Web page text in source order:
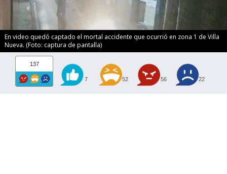
En video quedó captado el mortal accidente que ocurrió en zona 1 de Villa
Nueva. (Foto: captura de pantalla)
137
7 52 56 22